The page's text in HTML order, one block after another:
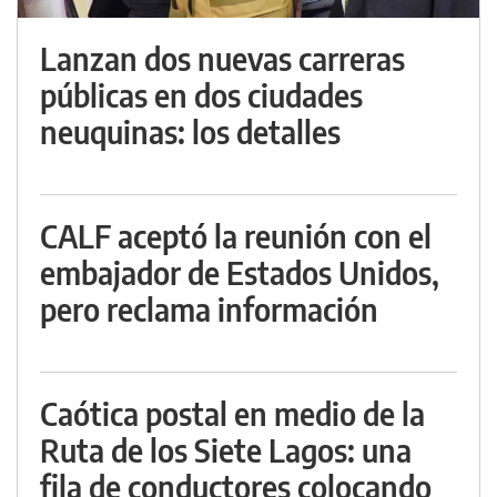
Lanzan dos nuevas carreras
públicas en dos ciudades
neuquinas: los detalles
CALF aceptó la reunión con el
embajador de Estados Unidos,
pero reclama información
Caótica postal en medio de la
Ruta de los Siete Lagos: una
fila de conductores colocando